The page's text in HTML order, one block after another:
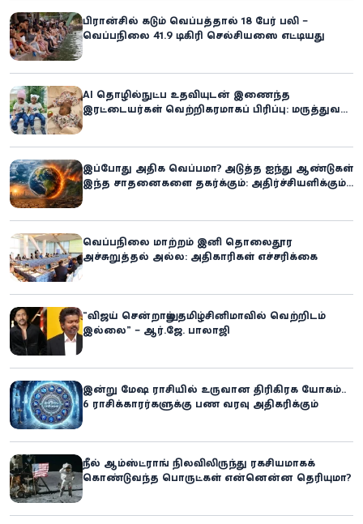
பிரான்சில் கடும் வெப்பத்தால் 18 பேர் பலி –
வெப்பநிலை 41.9 டிகிரி செல்சியஸை எட்டியது
AI தொழில்நுட்ப உதவியுடன் இணைந்த
இரட்டையர்கள் வெற்றிகரமாகப் பிரிப்பு: மருத்துவ
இப்போது அதிக வெப்பமா? அடுத்த ஐந்து ஆண்டுகள்
இந்த சாதனைகளை தகர்க்கும்: அதிர்ச்சியளிக்கும்
வெப்பநிலை மாற்றம் இனி தொலைதூர
அச்சுறுத்தல் அல்ல: அதிகாரிகள் எச்சரிக்கை
“விஜய் சென்றாலும் தமிழ்சினிமாவில் வெற்றிடம்
இல்லை” – ஆர்.ஜே. பாலாஜி
இன்று மேஷ ராசியில் உருவான திரிகிரக யோகம்..
6 ராசிக்காரர்களுக்கு பண வரவு அதிகரிக்கும்
நீல் ஆம்ஸ்ட்ராங் நிலவிலிருந்து ரகசியமாகக்
கொண்டுவந்த பொருட்கள் என்னென்ன தெரியுமா?